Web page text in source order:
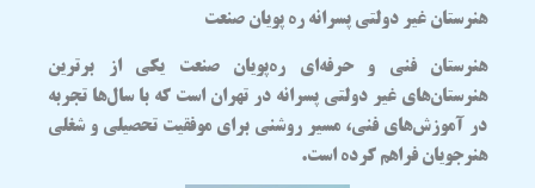
هنرستان غیر دولتی پسرانه ره پویان صنعت
هنرستان فنی و حرفه‌ای ره‌پویان صنعت یکی از برترین
هنرستان‌های غیر دولتی پسرانه در تهران است که با سال‌ها تجربه
در آموزش‌های فنی، مسیر روشنی برای موفقیت تحصیلی و شغلی
هنرجویان فراهم کرده است.